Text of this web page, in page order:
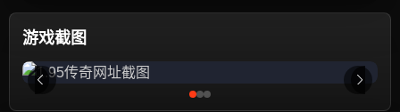
游戏截图